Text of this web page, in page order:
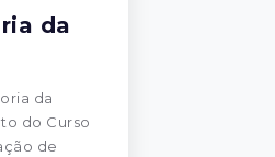
da
da
do Curso
de